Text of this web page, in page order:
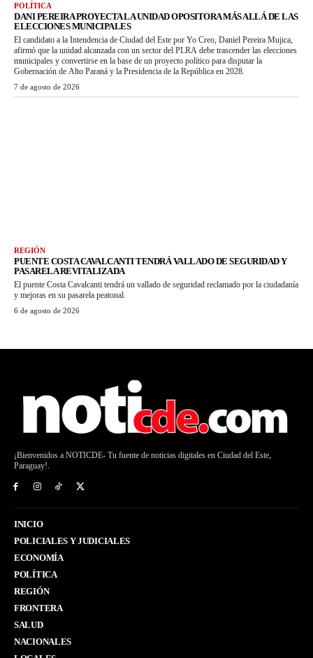
POLÍTICA
DANI PEREIRA PROYECTA LA UNIDAD OPOSITORA MÁS ALLÁ DE LAS
ELECCIONES MUNICIPALES
El candidato a la Intendencia de Ciudad del Este por Yo Creo, Daniel Pereira Mujica,
afirmó que la unidad alcanzada con un sector del PLRA debe trascender las elecciones
municipales y convertirse en la base de un proyecto político para disputar la
Gobernación de Alto Paraná y la Presidencia de la República en 2028.
7 de agosto de 2026
REGIÓN
PUENTE COSTA CAVALCANTI TENDRÁ VALLADO DE SEGURIDAD Y
PASARELA REVITALIZADA
El puente Costa Cavalcanti tendrá un vallado de seguridad reclamado por la ciudadanía
y mejoras en su pasarela peatonal.
6 de agosto de 2026
¡Bienvenidos a NOTICDE- Tu fuente de noticias digitales en Ciudad del Este,
Paraguay!.
INICIO
POLICIALES Y JUDICIALES
ECONOMÍA
POLÍTICA
REGIÓN
FRONTERA
SALUD
NACIONALES